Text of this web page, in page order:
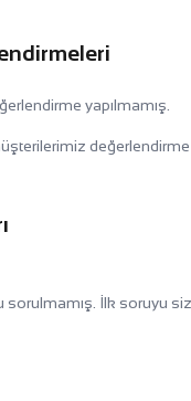
yapılmamış.
değerlendirme
sorulmamış. İlk soruyu